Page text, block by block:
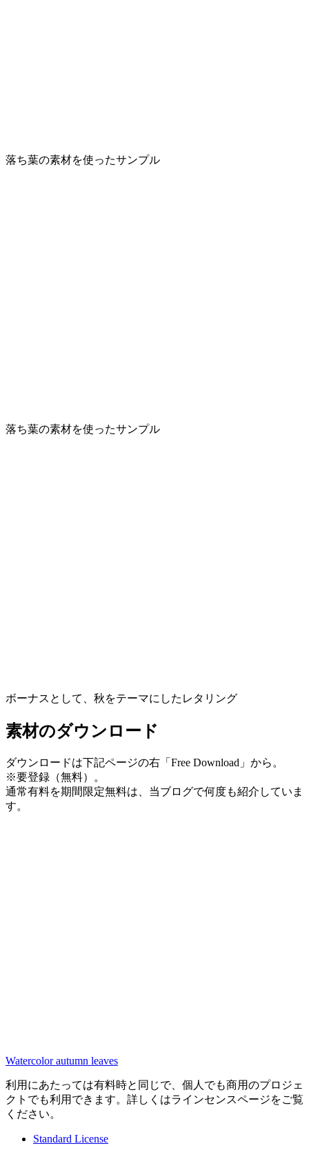
落ち葉の素材を使ったサンプル
落ち葉の素材を使ったサンプル
ボーナスとして、秋をテーマにしたレタリング
素材のダウンロード
ダウンロードは下記ページの右「Free Download」から。
※要登録（無料）。
通常有料を期間限定無料は、当ブログで何度も紹介していま
す。
Watercolor autumn leaves
利用にあたっては有料時と同じで、個人でも商用のプロジェ
クトでも利用できます。詳しくはラインセンスページをご覧
ください。
Standard License